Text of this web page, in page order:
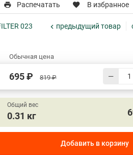
Распечатать В избранное
023 предыдущий товар
Обычная цена
695 ₽ 819 ₽
Общий вес
0.31 кг
Добавить в корзину